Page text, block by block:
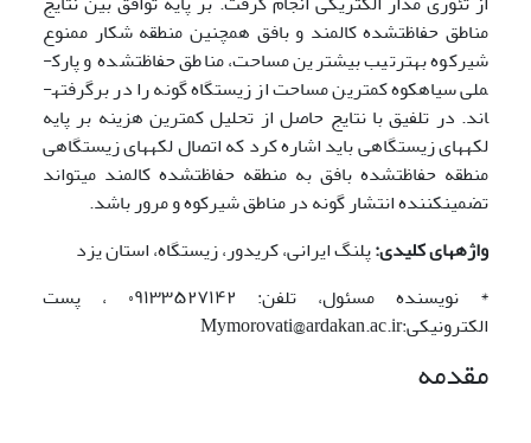
مناطق حفاظت­شده کالمند و بافق همچنین منطقه شکار ممنوع
شیرکوه به­ترتیب بیشترین مساحت، مناطق حفاظت­شده و پارک­
ملی سیاه­کوه کمترین مساحت از زیستگاه گونه را در برگرفته­
اند. در تلفیق با نتایج حاصل از تحلیل کمترین هزینه بر پایه
لکه­های زیستگاهی باید اشاره کرد که اتصال لکه­های زیستگاهی
منطقه حفاظت­شده بافق به منطقه حفاظت­شده کالمند می­تواند
تضمین­کننده انتشار گونه در مناطق شیرکوه و مرور باشد.
واژه­های کلیدی:پلنگ ایرانی، کریدور، زیستگاه، استان یزد
* نویسنده مسئول، تلفن: ۰۹۱۳۳۵۲۷۱۴۲ ، پست
الکترونیکی:Mymorovati@ardakan.ac.ir
مقدمه